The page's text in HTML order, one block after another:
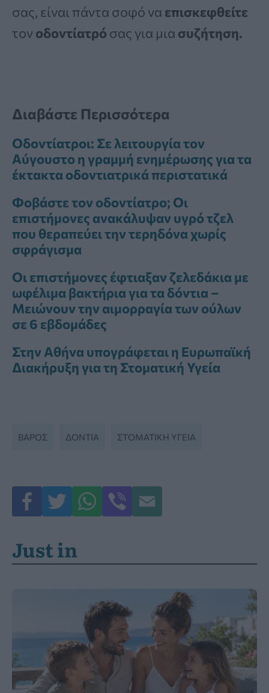
σας, είναι πάντα σοφό να επισκεφθείτε
τον οδοντίατρό σας για μια συζήτηση.
Διαβάστε Περισσότερα
Οδοντίατροι: Σε λειτουργία τον
Αύγουστο η γραμμή ενημέρωσης για τα
έκτακτα οδοντιατρικά περιστατικά
Φοβάστε τον οδοντίατρο; Οι
επιστήμονες ανακάλυψαν υγρό τζελ
που θεραπεύει την τερηδόνα χωρίς
σφράγισμα
Οι επιστήμονες έφτιαξαν ζελεδάκια με
ωφέλιμα βακτήρια για τα δόντια –
Μειώνουν την αιμορραγία των ούλων
σε 6 εβδομάδες
Στην Αθήνα υπογράφεται η Ευρωπαϊκή
Διακήρυξη για τη Στοματική Υγεία
ΒΆΡΟΣ ΔΌΝΤΙΑ ΣΤΟΜΑΤΙΚΉ ΥΓΕΊΑ
Just in